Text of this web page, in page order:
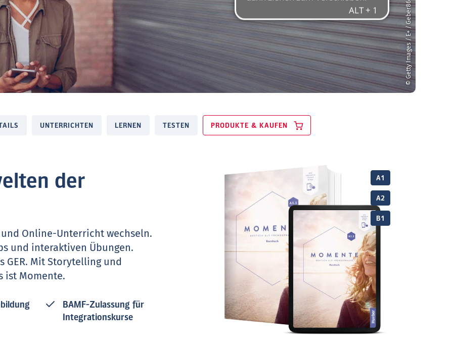
© Getty Images / E+ / Geber86
UNTERRICHTEN LERNEN TESTEN PRODUKTE & KAUFEN
A1
A2
B1
der
Online-Unterricht wechseln.
und interaktiven Übungen.
GER. Mit Storytelling und
ist Momente.
BAMF-Zulassung für
Integrationskurse